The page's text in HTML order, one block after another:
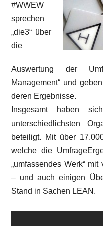
#WWEW
sprechen
„die3“ über
die
Auswertung der
Management“ und
deren Ergebnisse.
Insgesamt haben
unterschiedlichsten
beteiligt. Mit über
welche die
„umfassendes Werk“
– und auch einigen
Stand in Sachen LEAN.